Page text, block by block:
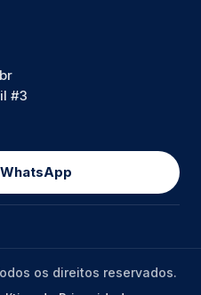
#3
os direitos reservados.